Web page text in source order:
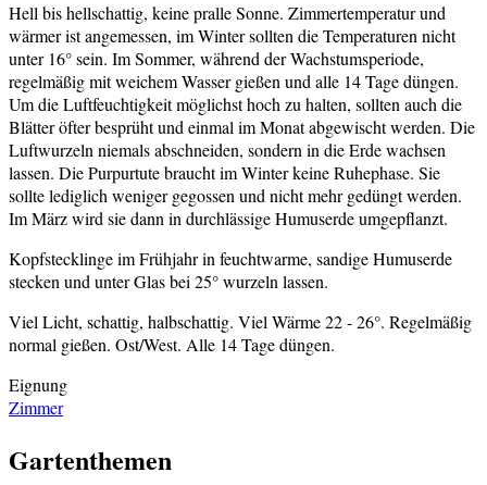
Hell bis hellschattig, keine pralle Sonne. Zimmertemperatur und
wärmer ist angemessen, im Winter sollten die Temperaturen nicht
unter 16° sein. Im Sommer, während der Wachstumsperiode,
regelmäßig mit weichem Wasser gießen und alle 14 Tage düngen.
Um die Luftfeuchtigkeit möglichst hoch zu halten, sollten auch die
Blätter öfter besprüht und einmal im Monat abgewischt werden. Die
Luftwurzeln niemals abschneiden, sondern in die Erde wachsen
lassen. Die Purpurtute braucht im Winter keine Ruhephase. Sie
sollte lediglich weniger gegossen und nicht mehr gedüngt werden.
Im März wird sie dann in durchlässige Humuserde umgepflanzt.
Kopfstecklinge im Frühjahr in feuchtwarme, sandige Humuserde
stecken und unter Glas bei 25° wurzeln lassen.
Viel Licht, schattig, halbschattig. Viel Wärme 22 - 26°. Regelmäßig
normal gießen. Ost/West. Alle 14 Tage düngen.
Eignung
Zimmer
Gartenthemen